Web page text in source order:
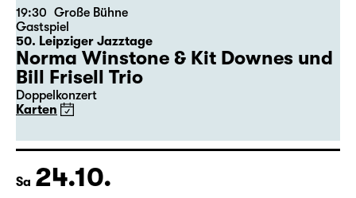
19:30 Große Bühne
Gastspiel
50. Leipziger Jazztage
Norma Winstone & Kit Downes und
Bill Frisell Trio
Doppelkonzert
Karten
Sa 24.10.